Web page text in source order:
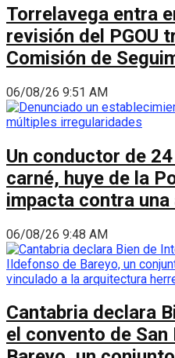
Torrelavega entra
revisión del PGOU
Comisión de
06/08/26 9:51 AM
Un conductor de
carné, huye de la
impacta contra
06/08/26 9:48 AM
Cantabria declara
el convento de